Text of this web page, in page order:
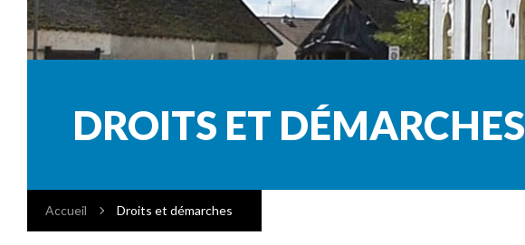
DROITS ET DÉMARCHES
Accueil Droits et démarches